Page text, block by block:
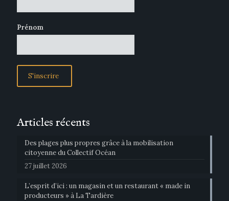
Prénom
Articles récents
Des plages plus propres grâce à la mobilisation
citoyenne du Collectif Océan
27 juillet 2026
L’esprit d’ici : un magasin et un restaurant « made in
producteurs » à La Tardière